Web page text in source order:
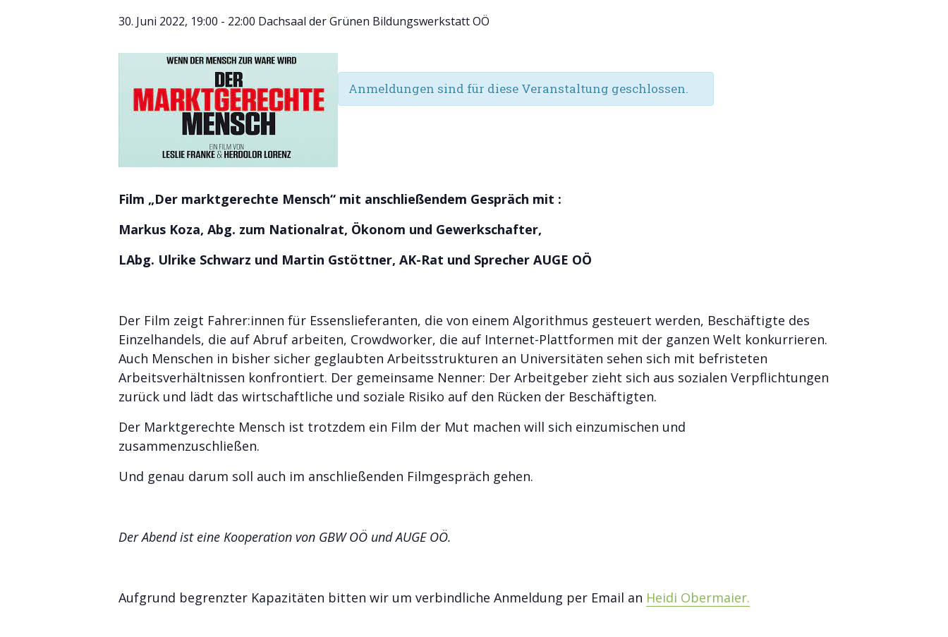
30. Juni 2022, 19:00 - 22:00 Dachsaal der Grünen Bildungswerkstatt OÖ
Anmeldungen sind für diese Veranstaltung geschlossen.
Film „Der marktgerechte Mensch“ mit anschließendem Gespräch mit :
Markus Koza, Abg. zum Nationalrat, Ökonom und Gewerkschafter,
LAbg. Ulrike Schwarz und Martin Gstöttner, AK-Rat und Sprecher AUGE OÖ
Der Film zeigt Fahrer:innen für Essenslieferanten, die von einem Algorithmus gesteuert werden, Beschäftigte des
Einzelhandels, die auf Abruf arbeiten, Crowdworker, die auf Internet-Plattformen mit der ganzen Welt konkurrieren.
Auch Menschen in bisher sicher geglaubten Arbeitsstrukturen an Universitäten sehen sich mit befristeten
Arbeitsverhältnissen konfrontiert. Der gemeinsame Nenner: Der Arbeitgeber zieht sich aus sozialen Verpflichtungen
zurück und lädt das wirtschaftliche und soziale Risiko auf den Rücken der Beschäftigten.
Der Marktgerechte Mensch ist trotzdem ein Film der Mut machen will sich einzumischen und
zusammenzuschließen.
Und genau darum soll auch im anschließenden Filmgespräch gehen.
Der Abend ist eine Kooperation von GBW OÖ und AUGE OÖ.
Aufgrund begrenzter Kapazitäten bitten wir um verbindliche Anmeldung per Email an Heidi Obermaier.